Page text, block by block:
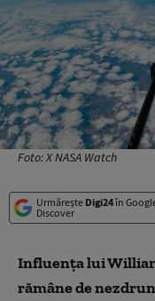
Foto: X NASA Watch
Urmărește Digi24în
Discover
Influenţa lui
rămâne de